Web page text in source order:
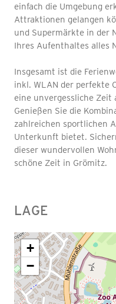
einfach die Umgebung
Attraktionen gelangen
und Supermärkte in der
Ihres Aufenthaltes alles
Insgesamt ist die
inkl. WLAN der perfekte
eine unvergessliche Zeit
Genießen Sie die
zahlreichen sportlichen
Unterkunft bietet.
dieser wundervollen
schöne Zeit in Grömitz.
LAGE
+
−